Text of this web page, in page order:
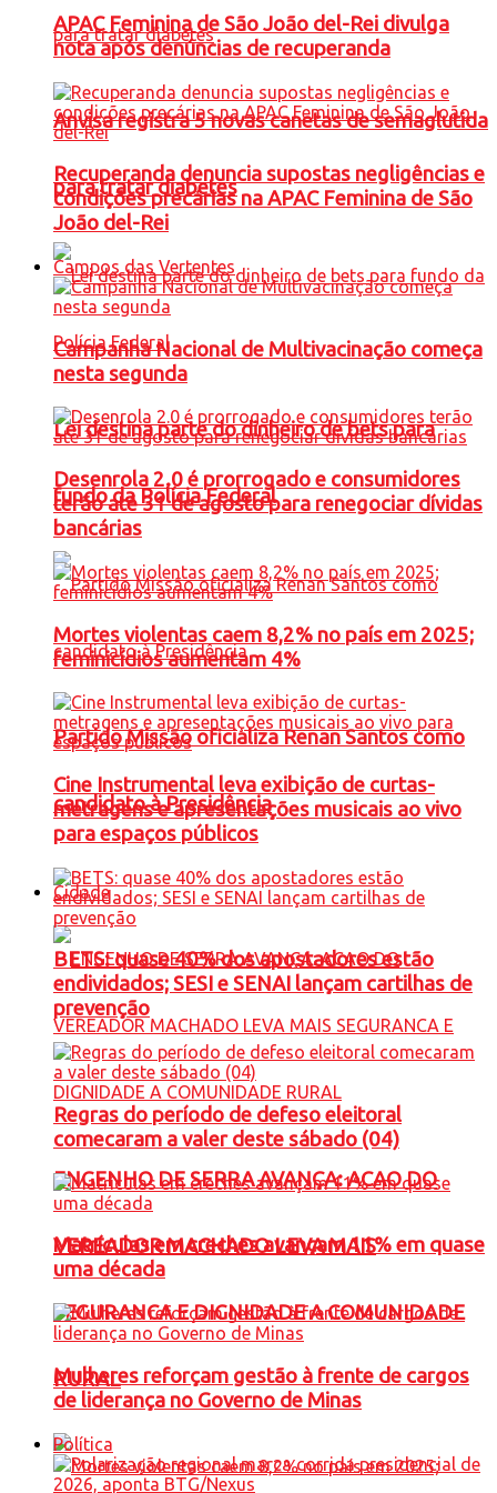
Anvisa registra 5 novas canetas de semaglutida
para tratar diabetes
Lei destina parte do dinheiro de bets para
fundo da Polícia Federal
Partido Missão oficializa Renan Santos como
candidato à Presidência
Cidade
ENGENHO DE SERRA AVANÇA: ACAO DO
VEREADOR MACHADO LEVA MAIS
SEGURANCA E DIGNIDADE A COMUNIDADE
RURAL
APAC Feminina de São João del-Rei divulga
nota após denúncias de recuperanda
Recuperanda denuncia supostas negligências e
condições precárias na APAC Feminina de São
João del-Rei
Campos das Vertentes
Campanha Nacional de Multivacinação começa
nesta segunda
Desenrola 2.0 é prorrogado e consumidores
terão até 31 de agosto para renegociar dívidas
bancárias
Mortes violentas caem 8,2% no país em 2025;
feminicídios aumentam 4%
Cine Instrumental leva exibição de curtas-
metragens e apresentações musicais ao vivo
para espaços públicos
BETS: quase 40% dos apostadores estão
endividados; SESI e SENAI lançam cartilhas de
prevenção
Regras do período de defeso eleitoral
comecaram a valer deste sábado (04)
Matrículas em creches avançam 11% em quase
uma década
Mulheres reforçam gestão à frente de cargos
de liderança no Governo de Minas
Política